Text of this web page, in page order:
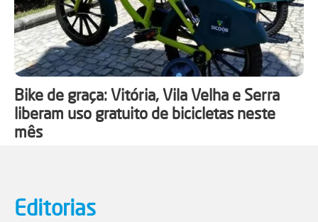
Bike de graça: Vitória, Vila Velha e Serra
liberam uso gratuito de bicicletas neste
mês
Editorias